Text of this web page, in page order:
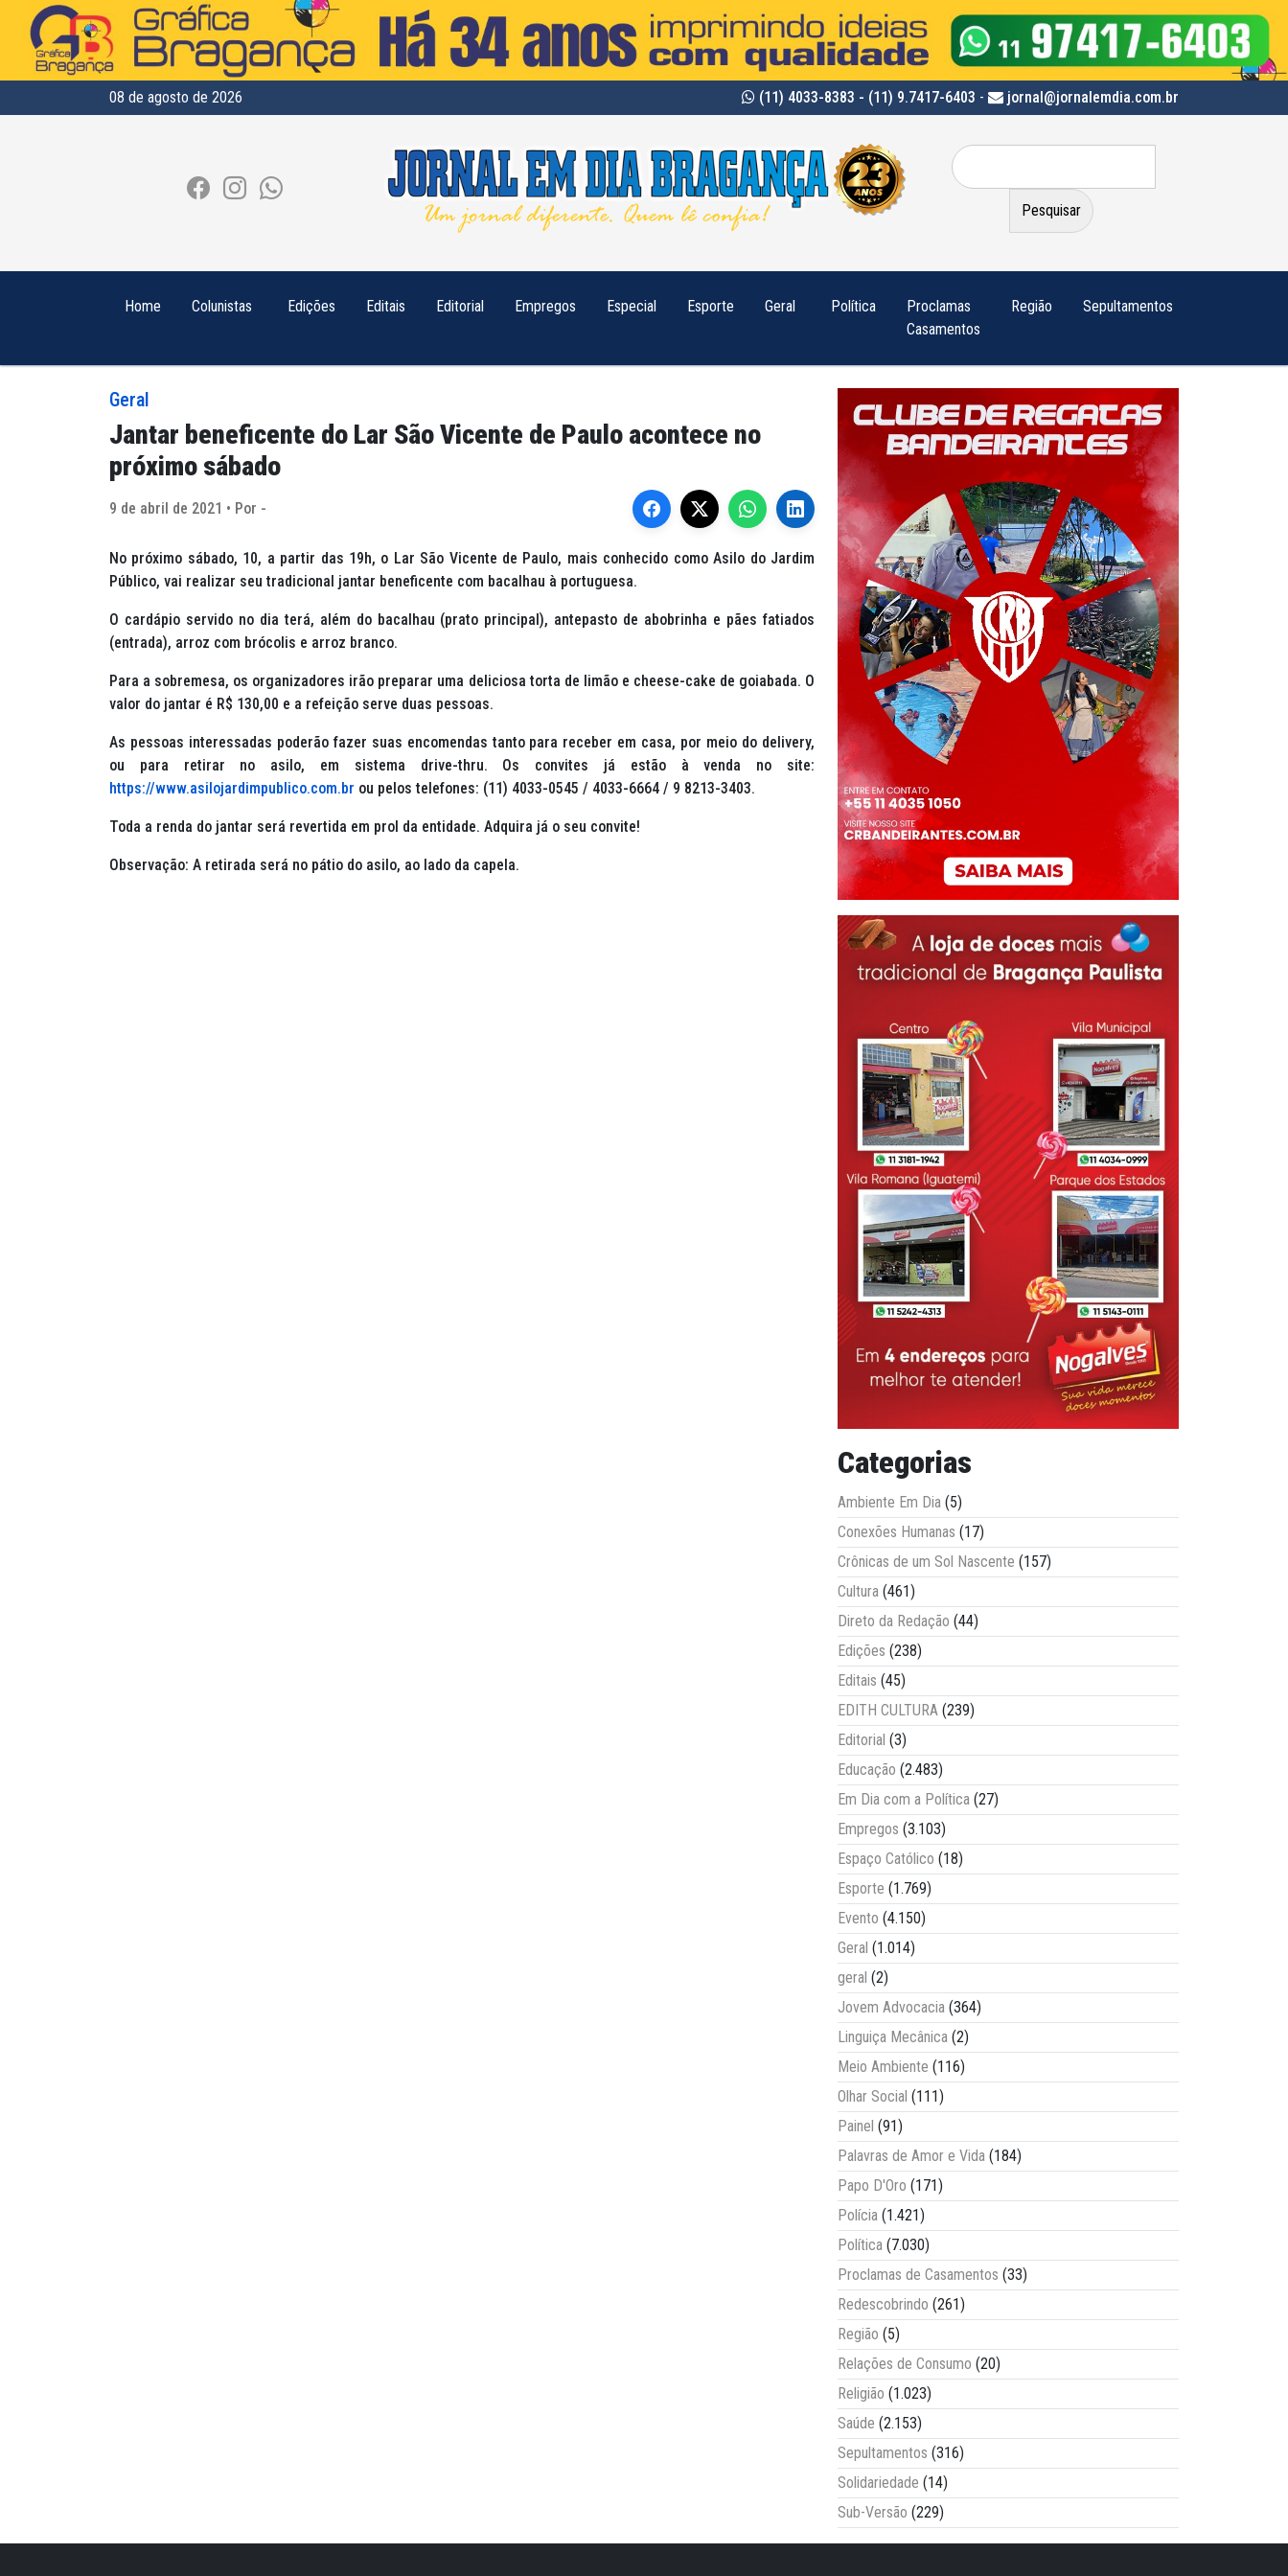
08 de agosto de 2026 (11) 4033-8383 - (11) 9.7417-6403 - jornal@jornalemdia.com.br
Pesquisar
por:
Home Colunistas Edições Editais Editorial Empregos Especial Esporte Geral Política
Proclamas
Casamentos
Região Sepultamentos
Geral
Jantar beneficente do Lar São Vicente de Paulo acontece no
próximo sábado
9 de abril de 2021 • Por -
No próximo sábado, 10, a partir das 19h, o Lar São Vicente de Paulo, mais conhecido como Asilo do Jardim
Público, vai realizar seu tradicional jantar beneficente com bacalhau à portuguesa.
O cardápio servido no dia terá, além do bacalhau (prato principal), antepasto de abobrinha e pães fatiados
(entrada), arroz com brócolis e arroz branco.
Para a sobremesa, os organizadores irão preparar uma deliciosa torta de limão e cheese-cake de goiabada. O
valor do jantar é R$ 130,00 e a refeição serve duas pessoas.
As pessoas interessadas poderão fazer suas encomendas tanto para receber em casa, por meio do delivery,
ou para retirar no asilo, em sistema drive-thru. Os convites já estão à venda no site:
https://www.asilojardimpublico.com.br ou pelos telefones: (11) 4033-0545 / 4033-6664 / 9 8213-3403.
Toda a renda do jantar será revertida em prol da entidade. Adquira já o seu convite!
Observação: A retirada será no pátio do asilo, ao lado da capela.
Categorias
Ambiente Em Dia (5)
Conexões Humanas (17)
Crônicas de um Sol Nascente (157)
Cultura (461)
Direto da Redação (44)
Edições (238)
Editais (45)
EDITH CULTURA (239)
Editorial (3)
Educação (2.483)
Em Dia com a Política (27)
Empregos (3.103)
Espaço Católico (18)
Esporte (1.769)
Evento (4.150)
Geral (1.014)
geral (2)
Jovem Advocacia (364)
Linguiça Mecânica (2)
Meio Ambiente (116)
Olhar Social (111)
Painel (91)
Palavras de Amor e Vida (184)
Papo D'Oro (171)
Polícia (1.421)
Política (7.030)
Proclamas de Casamentos (33)
Redescobrindo (261)
Região (5)
Relações de Consumo (20)
Religião (1.023)
Saúde (2.153)
Sepultamentos (316)
Solidariedade (14)
Sub-Versão (229)